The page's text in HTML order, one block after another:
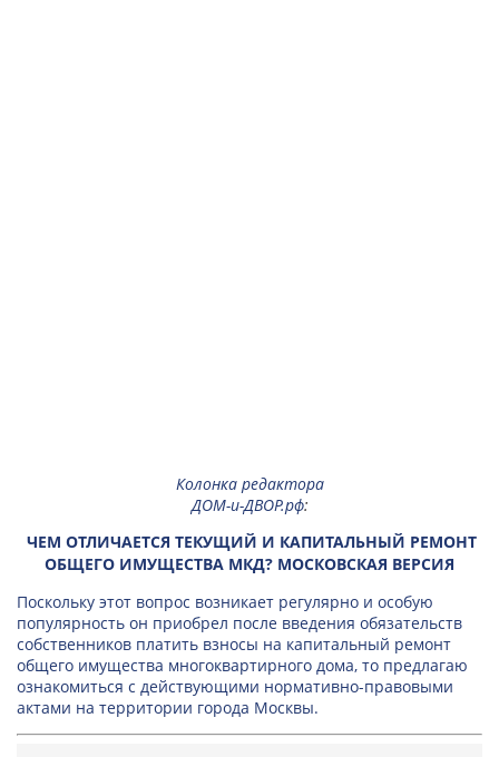
Колонка редактора
ДОМ-и-ДВОР.рф:
ЧЕМ ОТЛИЧАЕТСЯ ТЕКУЩИЙ И КАПИТАЛЬНЫЙ РЕМОНТ
ОБЩЕГО ИМУЩЕСТВА МКД? МОСКОВСКАЯ ВЕРСИЯ
Поскольку этот вопрос возникает регулярно и особую
популярность он приобрел после введения обязательств
собственников платить взносы на капитальный ремонт
общего имущества многоквартирного дома, то предлагаю
ознакомиться с действующими нормативно-правовыми
актами на территории города Москвы.